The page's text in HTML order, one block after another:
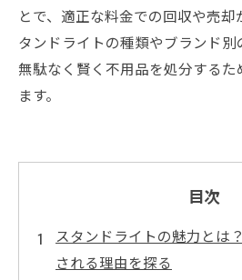
とで、適正な料金での回収や売却
タンドライトの種類やブランド別
無駄なく賢く不用品を処分する
ます。
目次
スタンドライトの魅力とは
される理由を探る